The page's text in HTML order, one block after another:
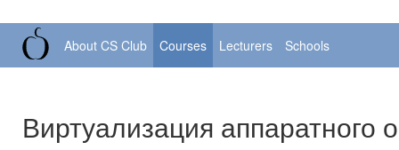
About CS Club Courses Lecturers Schools
Виртуализация аппаратного